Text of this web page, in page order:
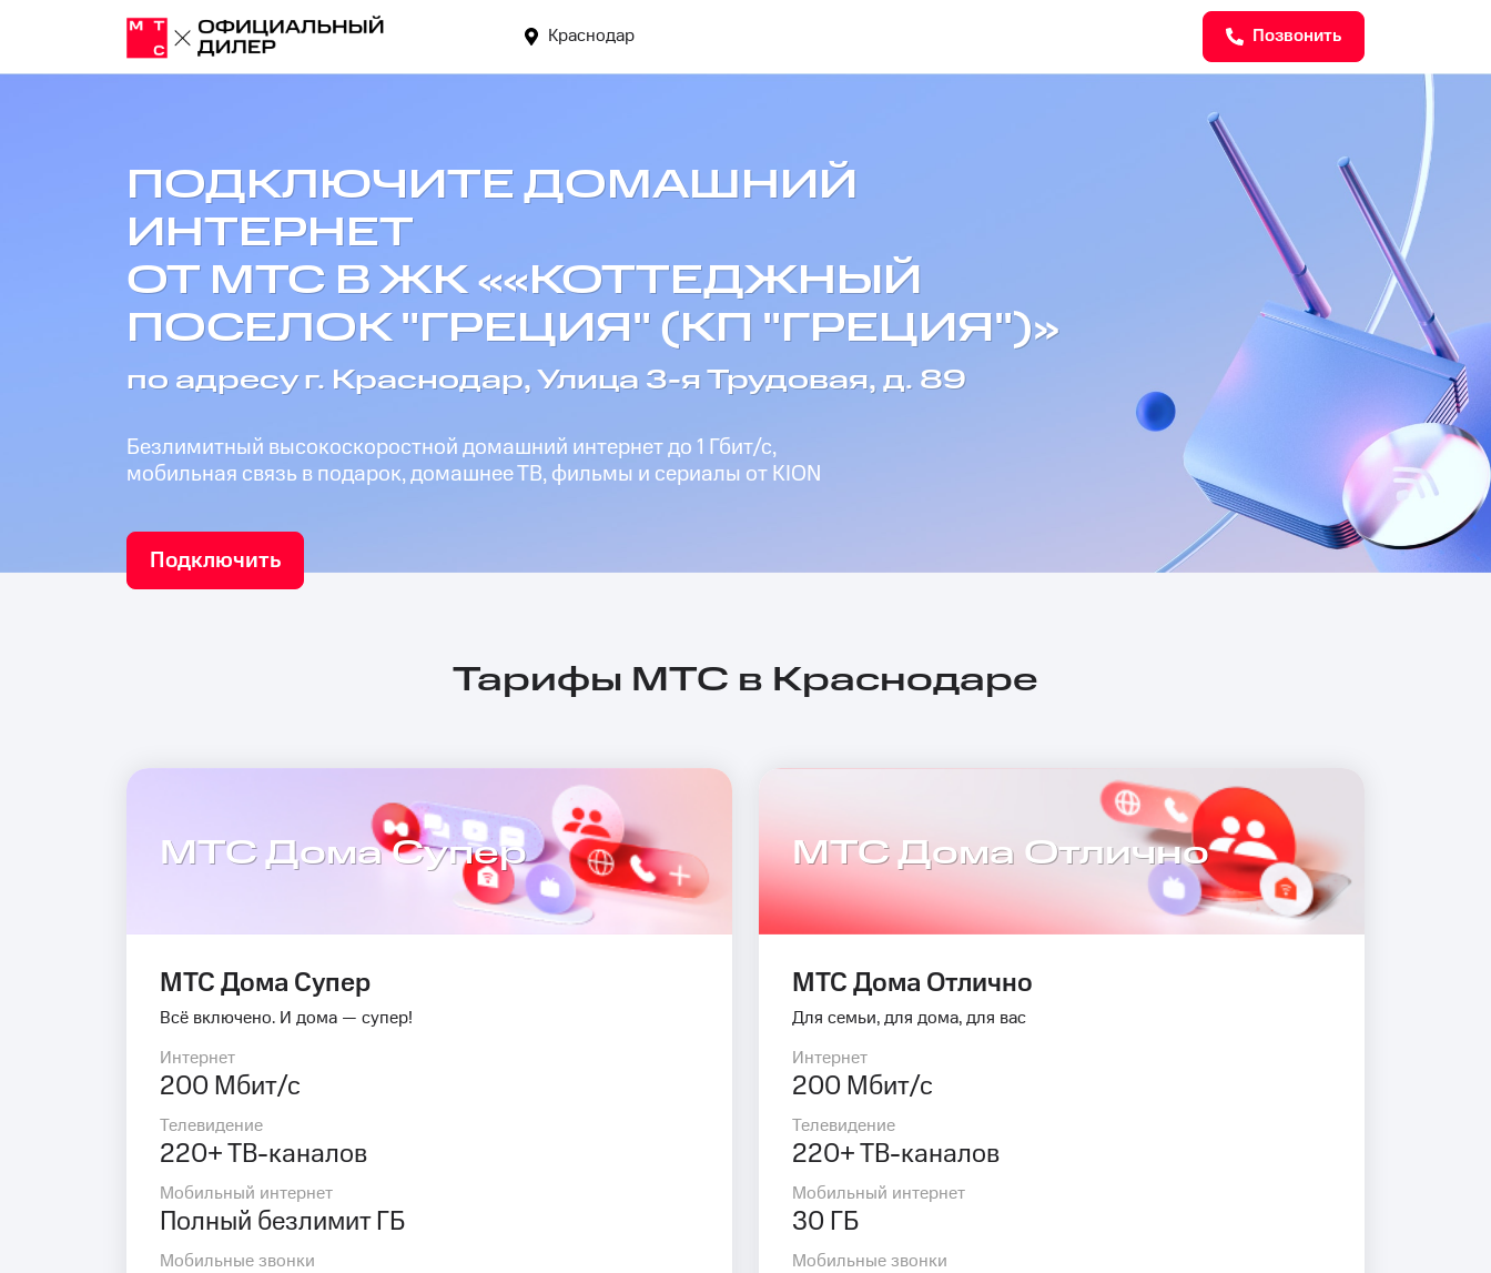
Краснодар Позвонить
ПОДКЛЮЧИТЕ ДОМАШНИЙ
ИНТЕРНЕТ
ОТ МТС В ЖК ««КОТТЕДЖНЫЙ
ПОСЕЛОК "ГРЕЦИЯ" (КП "ГРЕЦИЯ")»
по адресу г. Краснодар, Улица 3-я Трудовая, д. 89
Безлимитный высокоскоростной домашний интернет до 1 Гбит/с,
мобильная связь в подарок, домашнее ТВ, фильмы и сериалы от KION
Подключить
Тарифы МТС в Краснодаре
МТС Дома Супер
МТС Дома Супер
Всё включено. И дома — супер!
Интернет
200 Мбит/с
Телевидение
220+ ТВ-каналов
Мобильный интернет
Полный безлимит ГБ
Мобильные звонки
МТС Дома Отлично
МТС Дома Отлично
Для семьи, для дома, для вас
Интернет
200 Мбит/с
Телевидение
220+ ТВ-каналов
Мобильный интернет
30 ГБ
Мобильные звонки